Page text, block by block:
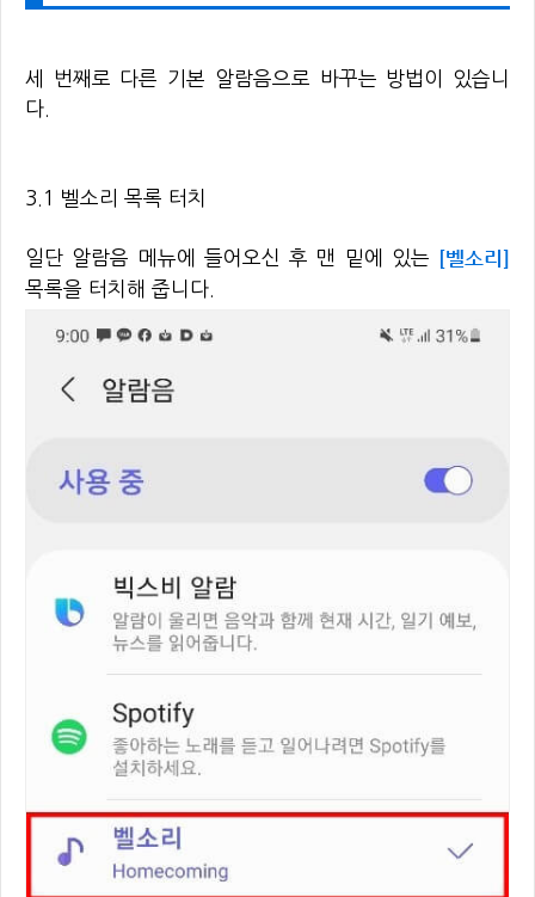
세 번째로 다른 기본 알람음으로 바꾸는 방법이 있습니
다.
3.1 벨소리 목록 터치
일단 알람음 메뉴에 들어오신 후 맨 밑에 있는 [벨소리]
목록을 터치해 줍니다.